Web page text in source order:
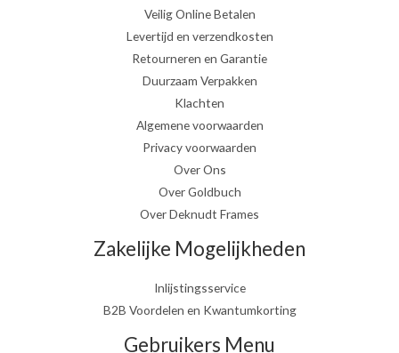
Veilig Online Betalen
Levertijd en verzendkosten
Retourneren en Garantie
Duurzaam Verpakken
Klachten
Algemene voorwaarden
Privacy voorwaarden
Over Ons
Over Goldbuch
Over Deknudt Frames
Zakelijke Mogelijkheden
Inlijstingsservice
B2B Voordelen en Kwantumkorting
Gebruikers Menu